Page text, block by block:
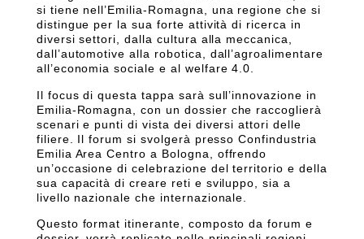
si tiene nell’Emilia-Romagna, una regione che si
distingue per la sua forte attività di ricerca in
diversi settori, dalla cultura alla meccanica,
dall’automotive alla robotica, dall’agroalimentare
all’economia sociale e al welfare 4.0.
Il focus di questa tappa sarà sull’innovazione in
Emilia-Romagna, con un dossier che raccoglierà
scenari e punti di vista dei diversi attori delle
filiere. Il forum si svolgerà presso Confindustria
Emilia Area Centro a Bologna, offrendo
un’occasione di celebrazione del territorio e della
sua capacità di creare reti e sviluppo, sia a
livello nazionale che internazionale.
Questo format itinerante, composto da forum e